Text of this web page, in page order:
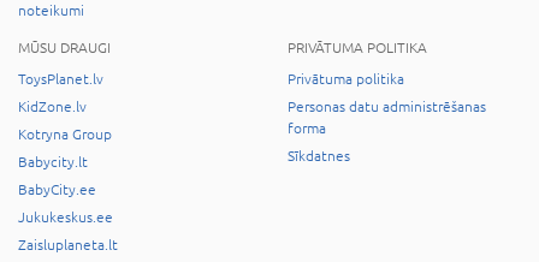
noteikumi
MŪSU DRAUGI
ToysPlanet.lv
KidZone.lv
Kotryna Group
Babycity.lt
BabyCity.ee
Jukukeskus.ee
Zaisluplaneta.lt
PRIVĀTUMA POLITIKA
Privātuma politika
Personas datu administrēšanas
forma
Sīkdatnes